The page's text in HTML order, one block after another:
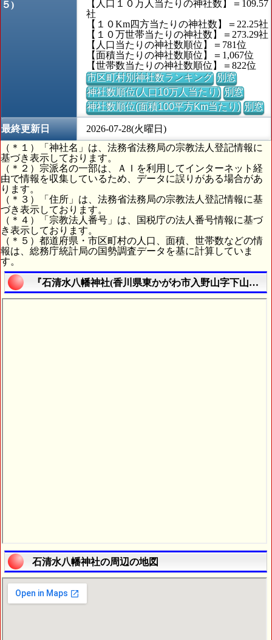
５)
【人口１０万人当たりの神社数】＝109.57
社
【１０Km四方当たりの神社数】＝22.25社
【１０万世帯当たりの神社数】＝273.29社
【人口当たりの神社数順位】＝781位
【面積当たりの神社数順位】＝1,067位
【世帯数当たりの神社数順位】＝822位
市区町村別神社数ランキング 別窓
神社数順位(人口10万人当たり) 別窓
神社数順位(面積100平方Km当たり) 別窓
最終更新日
2026-07-28(火曜日)
（＊１）「神社名」は、法務省法務局の宗教法人登記情報に
基づき表示しております。
（＊２）宗派名の一部は、ＡＩを利用してインターネット経
由で情報を収集しているため、データに誤りがある場合があ
ります。
（＊３）「住所」は、法務省法務局の宗教法人登記情報に基
づき表示しております。
（＊４）「宗教法人番号」は、国税庁の法人番号情報に基づ
き表示しております。
（＊５）都道府県・市区町村の人口、面積、世帯数などの情
報は、総務庁統計局の国勢調査データを基に計算していま
す。
『石清水八幡神社(香川県東かがわ市入野山字下山１
石清水八幡神社の周辺の地図